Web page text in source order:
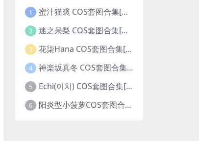
1 蜜汁猫裘 COS套图合集[更新至128期]
2 迷之呆梨 COS套图合集[更新至74期]
3 花柒Hana COS套图合集[更新至42期]
4 神楽坂真冬 COS套图合集[更新至231期]
5 Echi(이치) COS套图合集[更新至4期]
6 阳炎型小菠萝COS套图合集[更新至7期]